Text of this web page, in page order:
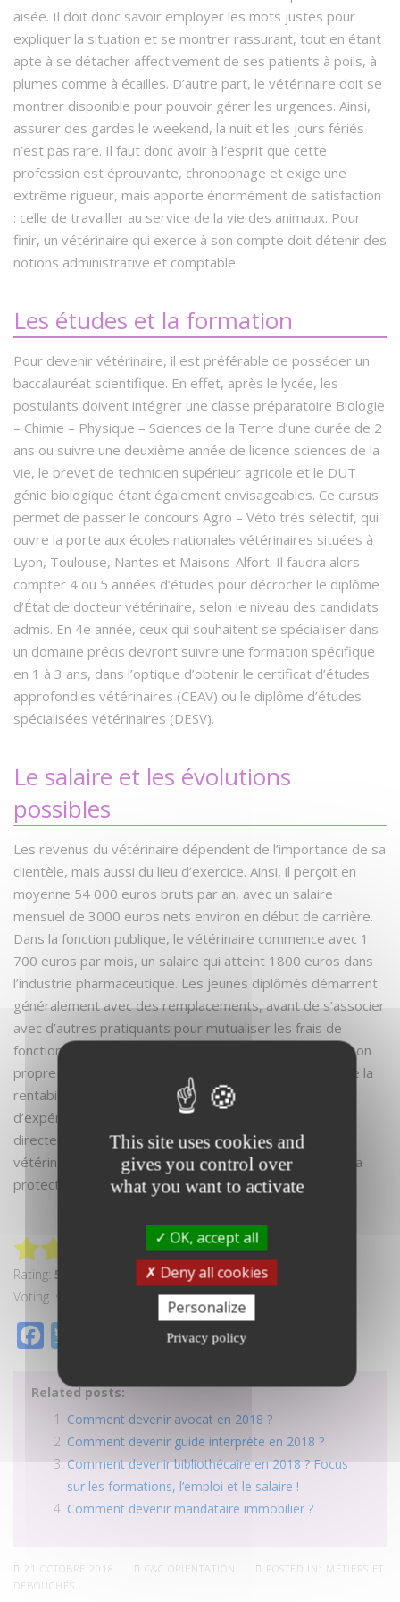
aisée. Il doit donc savoir employer les mots justes pour
expliquer la situation et se montrer rassurant, tout en étant
apte à se détacher affectivement de ses patients à poils, à
plumes comme à écailles. D’autre part, le vétérinaire doit se
montrer disponible pour pouvoir gérer les urgences. Ainsi,
assurer des gardes le weekend, la nuit et les jours fériés
n’est pas rare. Il faut donc avoir à l’esprit que cette
profession est éprouvante, chronophage et exige une
extrême rigueur, mais apporte énormément de satisfaction
: celle de travailler au service de la vie des animaux. Pour
finir, un vétérinaire qui exerce à son compte doit détenir des
notions administrative et comptable.
Les études et la formation
Pour devenir vétérinaire, il est préférable de posséder un
baccalauréat scientifique. En effet, après le lycée, les
postulants doivent intégrer une classe préparatoire Biologie
– Chimie – Physique – Sciences de la Terre d’une durée de 2
ans ou suivre une deuxième année de licence sciences de la
vie, le brevet de technicien supérieur agricole et le DUT
génie biologique étant également envisageables. Ce cursus
permet de passer le concours Agro – Véto très sélectif, qui
ouvre la porte aux écoles nationales vétérinaires situées à
Lyon, Toulouse, Nantes et Maisons-Alfort. Il faudra alors
compter 4 ou 5 années d’études pour décrocher le diplôme
d’État de docteur vétérinaire, selon le niveau des candidats
admis. En 4e année, ceux qui souhaitent se spécialiser dans
un domaine précis devront suivre une formation spécifique
en 1 à 3 ans, dans l’optique d’obtenir le certificat d’études
approfondies vétérinaires (CEAV) ou le diplôme d’études
spécialisées vétérinaires (DESV).
Le salaire et les évolutions
possibles
Les revenus du vétérinaire dépendent de l’importance de sa
clientèle, mais aussi du lieu d’exercice. Ainsi, il perçoit en
moyenne 54 000 euros bruts par an, avec un salaire
mensuel de 3000 euros nets environ en début de carrière.
Dans la fonction publique, le vétérinaire commence avec 1
700 euros par mois, un salaire qui atteint 1800 euros dans
l’industrie pharmaceutique. Les jeunes diplômés démarrent
généralement avec des remplacements, avant de s’associer
avec d’autres pratiquants pour mutualiser les frais de
fonctionnement. Il faut effectivement savoir que créer son
propre cabinet nécessite un gros investissement et que la
rentabilité n’est pas immédiate. Après plusieurs années
d’expérience, il est possible de prétendre au poste de
directeur d’une clinique vétérinaire ou d’un service
vétérinaire départemental de la cohésion sociale et de la
protection des populations.
Rating: 5.0
/5. sur 2 votes
Voting is currently disabled, data maintenance in progress.
Facebook
Related posts:
Comment devenir avocat en 2018 ?
Comment devenir guide interprète en 2018 ?
Comment devenir bibliothécaire en 2018 ? Focus
sur les formations, l’emploi et le salaire !
Comment devenir mandataire immobilier ?
21 OCTOBRE 2018 C&C ORIENTATION POSTED IN: MÉTIERS ET
DÉBOUCHÉS
This site uses cookies and
gives you control over
what you want to activate
OK, accept all
Deny all cookies
Personalize
Privacy policy